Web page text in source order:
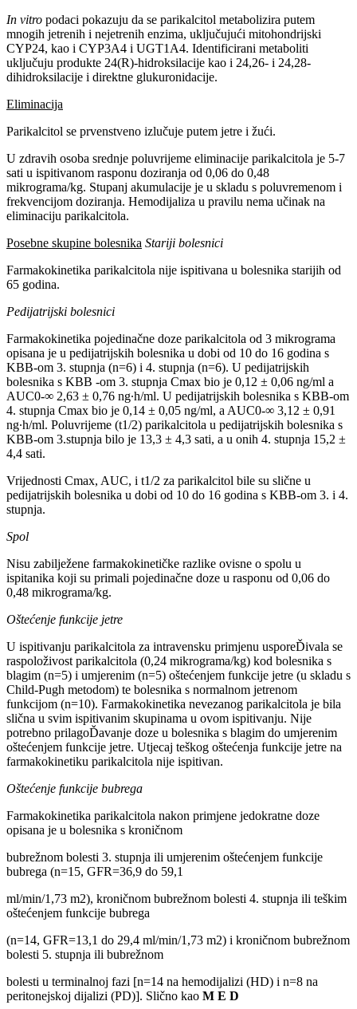
In vitro podaci pokazuju da se parikalcitol metabolizira putem
mnogih jetrenih i nejetrenih enzima, uključujući mitohondrijski
CYP24, kao i CYP3A4 i UGT1A4. Identificirani metaboliti
uključuju produkte 24(R)-hidroksilacije kao i 24,26- i 24,28-
dihidroksilacije i direktne glukuronidacije.
Eliminacija
Parikalcitol se prvenstveno izlučuje putem jetre i žući.
U zdravih osoba srednje poluvrijeme eliminacije parikalcitola je 5-7
sati u ispitivanom rasponu doziranja od 0,06 do 0,48
mikrograma/kg. Stupanj akumulacije je u skladu s poluvremenom i
frekvencijom doziranja. Hemodijaliza u pravilu nema učinak na
eliminaciju parikalcitola.
Posebne skupine bolesnika Stariji bolesnici
Farmakokinetika parikalcitola nije ispitivana u bolesnika starijih od
65 godina.
Pedijatrijski bolesnici
Farmakokinetika pojedinačne doze parikalcitola od 3 mikrograma
opisana je u pedijatrijskih bolesnika u dobi od 10 do 16 godina s
KBB-om 3. stupnja (n=6) i 4. stupnja (n=6). U pedijatrijskih
bolesnika s KBB -om 3. stupnja Cmax bio je 0,12 ± 0,06 ng/ml a
AUC0-∞ 2,63 ± 0,76 ng∙h/ml. U pedijatrijskih bolesnika s KBB-om
4. stupnja Cmax bio je 0,14 ± 0,05 ng/ml, a AUC0-∞ 3,12 ± 0,91
ng∙h/ml. Poluvrijeme (t1/2) parikalcitola u pedijatrijskih bolesnika s
KBB-om 3.stupnja bilo je 13,3 ± 4,3 sati, a u onih 4. stupnja 15,2 ±
4,4 sati.
Vrijednosti Cmax, AUC, i t1/2 za parikalcitol bile su slične u
pedijatrijskih bolesnika u dobi od 10 do 16 godina s KBB-om 3. i 4.
stupnja.
Spol
Nisu zabilježene farmakokinetičke razlike ovisne o spolu u
ispitanika koji su primali pojedinačne doze u rasponu od 0,06 do
0,48 mikrograma/kg.
Oštećenje funkcije jetre
U ispitivanju parikalcitola za intravensku primjenu usporeĎivala se
raspoloživost parikalcitola (0,24 mikrograma/kg) kod bolesnika s
blagim (n=5) i umjerenim (n=5) oštećenjem funkcije jetre (u skladu s
Child-Pugh metodom) te bolesnika s normalnom jetrenom
funkcijom (n=10). Farmakokinetika nevezanog parikalcitola je bila
slična u svim ispitivanim skupinama u ovom ispitivanju. Nije
potrebno prilagoĎavanje doze u bolesnika s blagim do umjerenim
oštećenjem funkcije jetre. Utjecaj teškog oštećenja funkcije jetre na
farmakokinetiku parikalcitola nije ispitivan.
Oštećenje funkcije bubrega
Farmakokinetika parikalcitola nakon primjene jedokratne doze
opisana je u bolesnika s kroničnom
bubrežnom bolesti 3. stupnja ili umjerenim oštećenjem funkcije
bubrega (n=15, GFR=36,9 do 59,1
ml/min/1,73 m2), kroničnom bubrežnom bolesti 4. stupnja ili teškim
oštećenjem funkcije bubrega
(n=14, GFR=13,1 do 29,4 ml/min/1,73 m2) i kroničnom bubrežnom
bolesti 5. stupnja ili bubrežnom
bolesti u terminalnoj fazi [n=14 na hemodijalizi (HD) i n=8 na
peritonejskoj dijalizi (PD)]. Slično kao M E D